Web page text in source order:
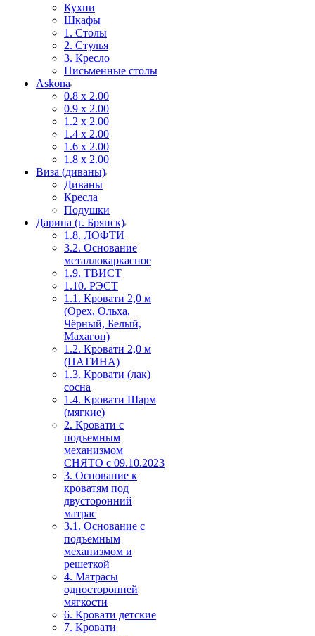
Кухни
Шкафы
1. Столы
2. Стулья
3. Кресло
Письменные столы
Askona
0.8 х 2.00
0.9 х 2.00
1.2 х 2.00
1.4 х 2.00
1.6 х 2.00
1.8 х 2.00
Виза (диваны)
Диваны
Кресла
Подушки
Дарина (г. Брянск)
1.8. ЛОФТИ
3.2. Основание
металлокаркасное
1.9. ТВИСТ
1.10. РЭСТ
1.1. Кровати 2,0 м
(Орех, Ольха,
Чёрный, Белый,
Махагон)
1.2. Кровати 2,0 м
(ПАТИНА)
1.3. Кровати (лак)
сосна
1.4. Кровати Шарм
(мягкие)
2. Кровати с
подъемным
механизмом
СНЯТО с 09.10.2023
3. Основание к
кроватям под
двусторонний
матрас
3.1. Основание с
подъемным
механизмом и
решеткой
4. Матрасы
односторонней
мягкости
6. Кровати детские
7. Кровати